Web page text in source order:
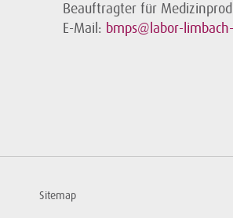
Beauftragter für
E-Mail: bmps@labor-
Sitemap